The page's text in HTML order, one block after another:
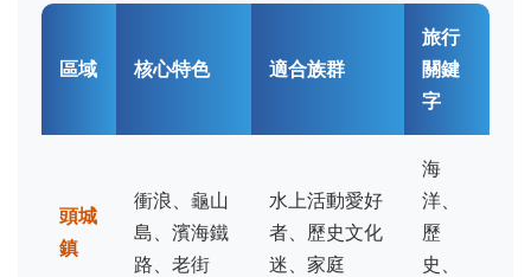
區域 核心特色 適合族群
旅行
關鍵
字
頭城
鎮
衝浪、龜山
島、濱海鐵
路、老街
水上活動愛好
者、歷史文化
迷、家庭
海
洋、
歷
史、